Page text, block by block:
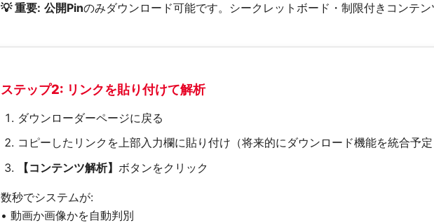
💡 重要: 公開Pinのみダウンロード可能です。シークレットボード・制限付きコンテ
ステップ2: リンクを貼り付けて解析
ダウンローダーページに戻る
コピーしたリンクを上部入力欄に貼り付け（将来的にダウンロード機能を統合予
【コンテンツ解析】 ボタンをクリック
数秒でシステムが:
• 動画か画像かを自動判別